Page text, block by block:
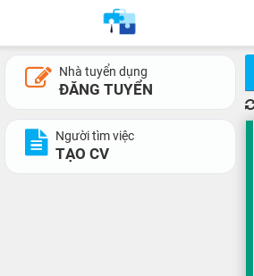
Nhà tuyển dụng
ĐĂNG TUYỂN
Người tìm việc
TẠO CV